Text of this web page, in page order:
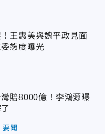
王惠美與魏平政見面
態度曝光
灣賠8000億！李鴻源曝
要聞